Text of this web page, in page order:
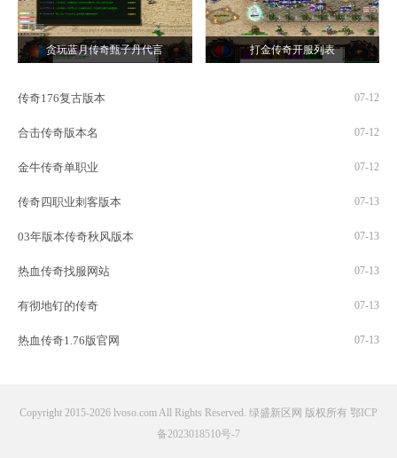
贪玩蓝月传奇甄子丹代言 打金传奇开服列表
传奇176复古版本 07-12
合击传奇版本名 07-12
金牛传奇单职业 07-12
传奇四职业刺客版本 07-13
03年版本传奇秋风版本 07-13
热血传奇找服网站 07-13
有彻地钉的传奇 07-13
热血传奇1.76版官网 07-13
Copyright 2015-2026 lvoso.com All Rights Reserved. 绿盛新区网 版权所有 鄂ICP
备2023018510号-7